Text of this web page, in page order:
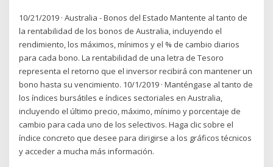
10/21/2019 · Australia - Bonos del Estado Mantente al tanto de
la rentabilidad de los bonos de Australia, incluyendo el
rendimiento, los máximos, mínimos y el % de cambio diarios
para cada bono. La rentabilidad de una letra de Tesoro
representa el retorno que el inversor recibirá con mantener un
bono hasta su vencimiento. 10/1/2019 · Manténgase al tanto de
los índices bursátiles e índices sectoriales en Australia,
incluyendo el último precio, máximo, mínimo y porcentaje de
cambio para cada uno de los selectivos. Haga clic sobre el
índice concreto que desee para dirigirse a los gráficos técnicos
y acceder a mucha más información.